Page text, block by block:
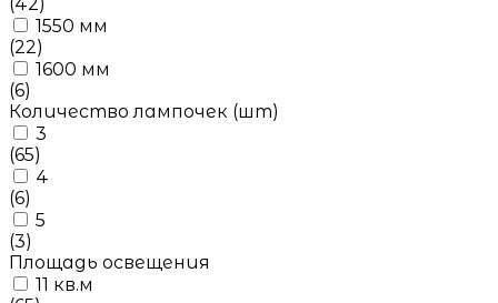
1550 мм
(22)
1600 мм
(6)
Количество лампочек (шт)
3
(65)
4
(6)
5
(3)
Площадь освещения
11 кв.м